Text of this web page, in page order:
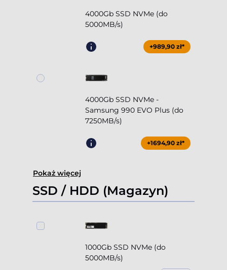
4000Gb SSD NVMe (do
5000MB/s)
+989,90 zł*
4000Gb SSD NVMe -
Samsung 990 EVO Plus (do
7250MB/s)
+1694,90 zł*
Pokaż więcej
SSD / HDD (Magazyn)
1000Gb SSD NVMe (do
5000MB/s)